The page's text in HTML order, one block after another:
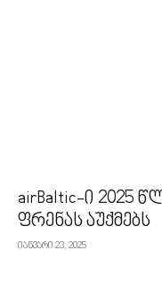
airBaltic-ი 2025
ფრენას აუქმებს
იანვარი 23, 2025